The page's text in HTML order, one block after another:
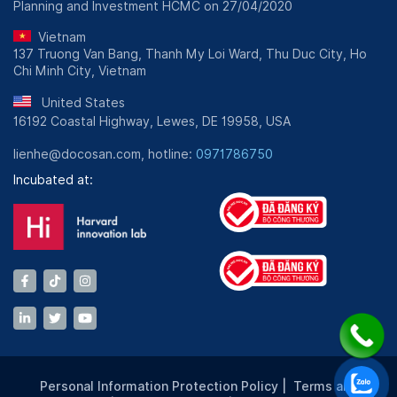
- Khám tổng quát toàn diện
- Đo các chỉ số: cân nặng, chiều cao, nhiệt độ
- Tư vấn các vấn đề bệnh lý nếu có
- Khám tại trường
- Hỗ trợ tư vấn từ xa các cấp cứu khẩn cấp miễn phí
khi hợp tác trường và phòng khám
See all
199,000 VND/ Bé
Thở Oxy cấp cứu
550,000 VND
View more
Planning and Investment HCMC on 27/04/2020
Vietnam
137 Truong Van Bang, Thanh My Loi Ward, Thu Duc City, Ho
Chi Minh City, Vietnam
United States
16192 Coastal Highway, Lewes, DE 19958, USA
lienhe@docosan.com, hotline: 0971786750
Incubated at:
Personal Information Protection Policy Terms and